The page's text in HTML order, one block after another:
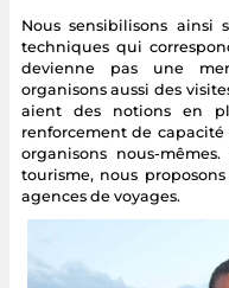
Nous sensibilisons ainsi
techniques qui
devienne pas une
organisons aussi des
aient des notions en
renforcement de
organisons nous-
tourisme, nous
agences de voyages.